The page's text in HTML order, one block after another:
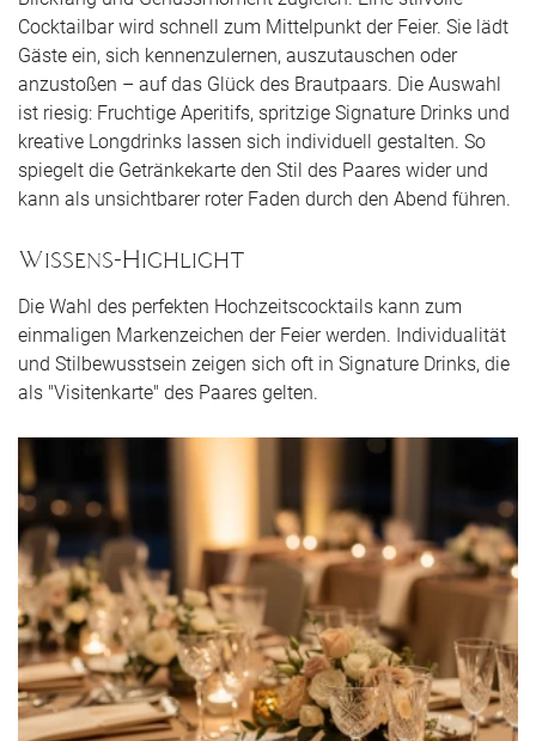
Cocktailbar wird schnell zum Mittelpunkt der Feier. Sie lädt
Gäste ein, sich kennenzulernen, auszutauschen oder
anzustoßen – auf das Glück des Brautpaars. Die Auswahl
ist riesig: Fruchtige Aperitifs, spritzige Signature Drinks und
kreative Longdrinks lassen sich individuell gestalten. So
spiegelt die Getränkekarte den Stil des Paares wider und
kann als unsichtbarer roter Faden durch den Abend führen.
Wissens-Highlight
Die Wahl des perfekten Hochzeitscocktails kann zum
einmaligen Markenzeichen der Feier werden. Individualität
und Stilbewusstsein zeigen sich oft in Signature Drinks, die
als "Visitenkarte" des Paares gelten.